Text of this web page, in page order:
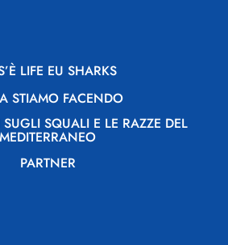
LIFE EU SHARKS
STIAMO FACENDO
SQUALI E LE RAZZE DEL
MEDITERRANEO
PARTNER